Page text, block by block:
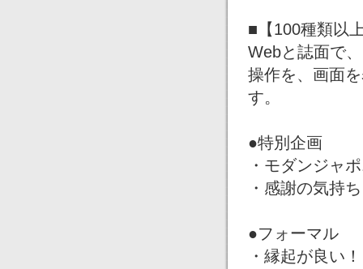
■【100種類以
Webと誌面で
操作を、画面
す。
●特別企画
・モダンジャ
・感謝の気持
●フォーマル
・縁起が良い